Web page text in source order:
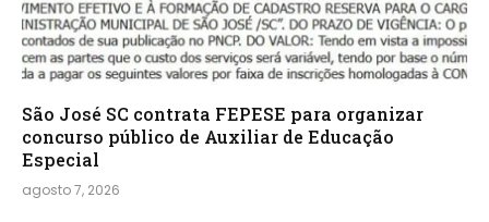
São José SC contrata FEPESE para organizar
concurso público de Auxiliar de Educação
Especial
agosto 7, 2026